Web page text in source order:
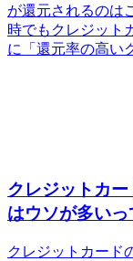
が還元されるのは
時でもクレジット
に「還元率の高い
クレジットカ
はウソが多いっ
クレジットカード